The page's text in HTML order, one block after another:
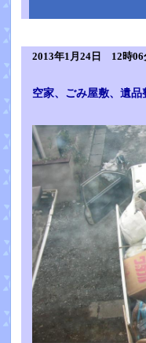
2013年1月24日 12時06
空家、ごみ屋敷、遺